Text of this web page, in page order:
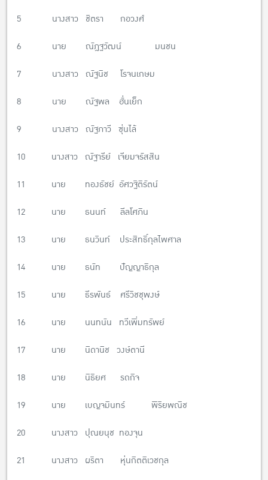
5 นางสาว ชิตรา กอวงศ์
6 นาย ณัฎฐวัฒน์ มนชน
7 นางสาว ณัฐนิช โรจนเกษม
8 นาย ณัฐพล ฮั่นเย็ก
9 นางสาว ณัฐภาวี ซุ่นไล้
10 นางสาว ณัฐารีย์ เจียมจรัสสิน
11 นาย ทองธัชย์ อัศวฐิติรัตน์
12 นาย ธนนท์ ลีลโศภิน
13 นาย ธนวินท์ ประสิทธิ์กุลไพศาล
14 นาย ธนัท ปัญญาธิกุล
15 นาย ธีรพันธ์ ศรีวิชชุพงษ์
16 นาย นนทนัน ทวีเพิ่มทรัพย์
17 นาย นิดานิช วงษ์ตานี
18 นาย นิธิยศ รถกิจ
19 นาย เบญจมินทร์ พิริยพณิช
20 นางสาว ปุณยนุช ทองจุน
21 นางสาว ผริตา หุ่นกิตติเวชกุล